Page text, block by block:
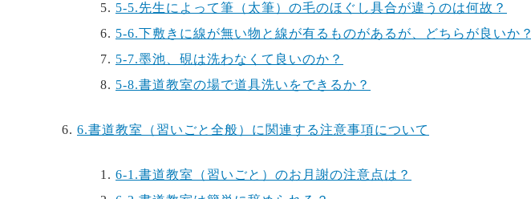
5-5.先生によって筆（太筆）の毛のほぐし具合が違うのは何故？
5-6.下敷きに線が無い物と線が有るものがあるが、どちらが良いか？
5-7.墨池、硯は洗わなくて良いのか？
5-8.書道教室の場で道具洗いをできるか？
6.書道教室（習いごと全般）に関連する注意事項について
6-1.書道教室（習いごと）のお月謝の注意点は？